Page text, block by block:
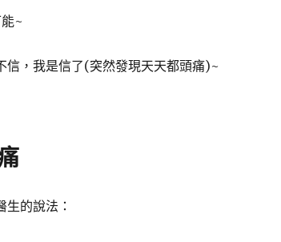
~
信，我是信了(突然發現天天都頭痛)~
的說法：